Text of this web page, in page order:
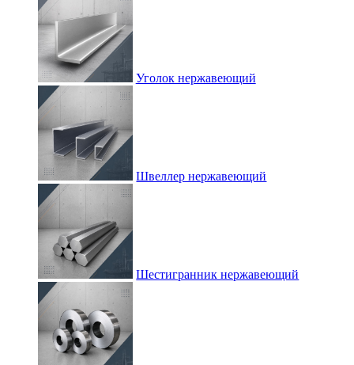
Уголок нержавеющий
Швеллер нержавеющий
Шестигранник нержавеющий